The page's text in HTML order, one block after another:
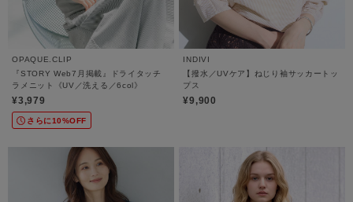
OPAQUE.CLIP
『STORY Web7月掲載』ドライタッチ
ラメニット《UV／洗える／6col》
¥3,979
さらに10%OFF
INDIVI
【撥水／UVケア】ねじり袖サッカートッ
プス
¥9,900